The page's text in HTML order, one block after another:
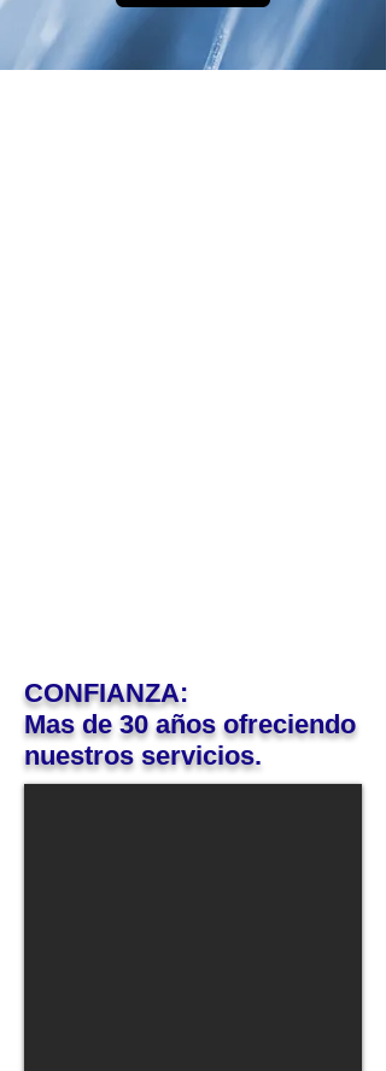
CONFIANZA:
Mas de 30 años ofreciendo
nuestros servicios.